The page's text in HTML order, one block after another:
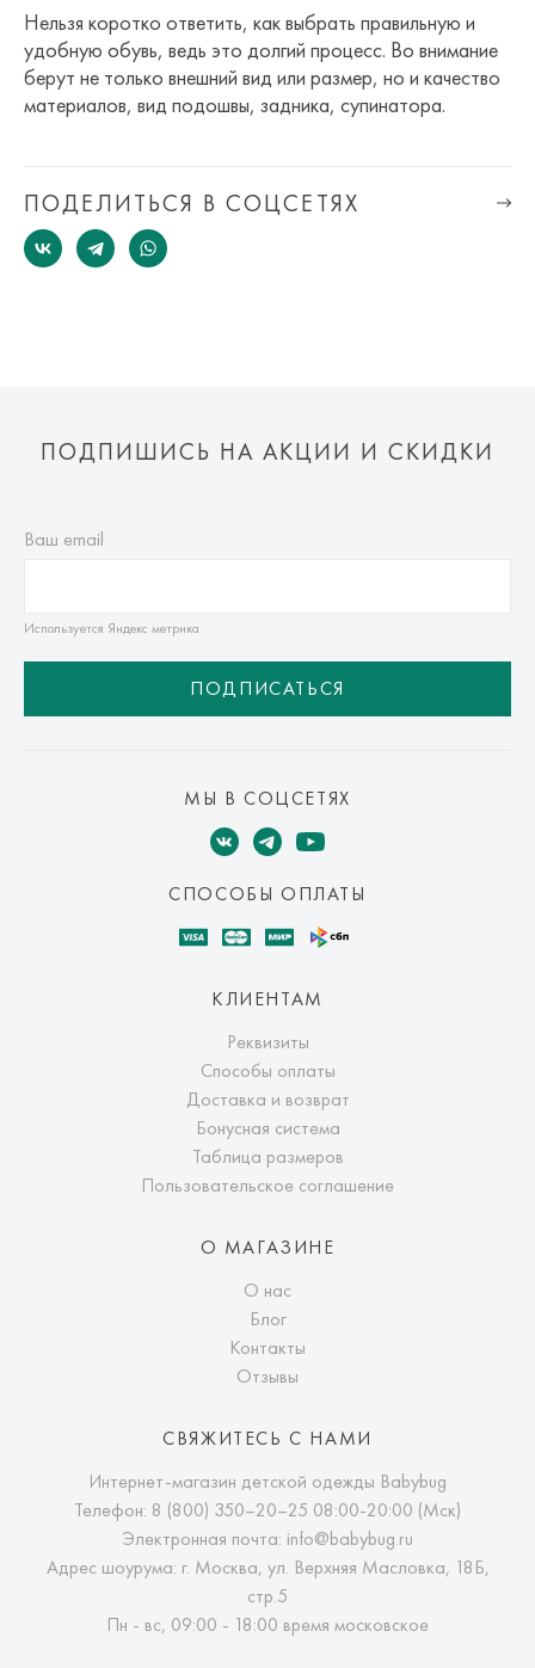
Нельзя коротко ответить, как выбрать правильную и
удобную обувь, ведь это долгий процесс. Во внимание
берут не только внешний вид или размер, но и качество
материалов, вид подошвы, задника, супинатора.
ПОДЕЛИТЬСЯ В СОЦСЕТЯХ
ПОДПИШИСЬ НА АКЦИИ И СКИДКИ
Ваш email
Используется Яндекс метрика
ПОДПИСАТЬСЯ
МЫ В СОЦСЕТЯХ
СПОСОБЫ ОПЛАТЫ
КЛИЕНТАМ
Реквизиты
Способы оплаты
Доставка и возврат
Бонусная система
Таблица размеров
Пользовательское соглашение
О МАГАЗИНЕ
О нас
Блог
Контакты
Отзывы
СВЯЖИТЕСЬ С НАМИ
Интернет-магазин детской одежды Babybug
Телефон: 8 (800) 350–20–25 08:00-20:00 (Мск)
Электронная почта: info@babybug.ru
Адрес шоурума: г. Москва, ул. Верхняя Масловка, 18Б,
стр.5
Пн - вс, 09:00 - 18:00 время московское